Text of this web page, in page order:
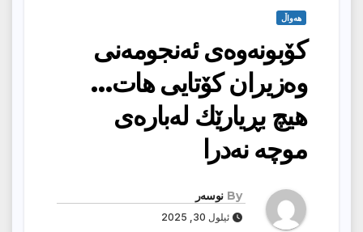
هەواڵ
كۆبونەوەی ئەنجومەنی
وەزیران كۆتایی هات…
هیچ بڕیارێك لەبارەی
موچە نەدرا
By نوسەر
ئیلول 30, 2025